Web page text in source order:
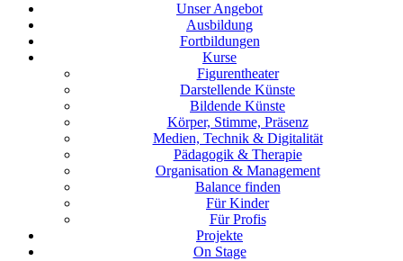
Unser Angebot
Ausbildung
Fortbildungen
Kurse
Figurentheater
Darstellende Künste
Bildende Künste
Körper, Stimme, Präsenz
Medien, Technik & Digitalität
Pädagogik & Therapie
Organisation & Management
Balance finden
Für Kinder
Für Profis
Projekte
On Stage